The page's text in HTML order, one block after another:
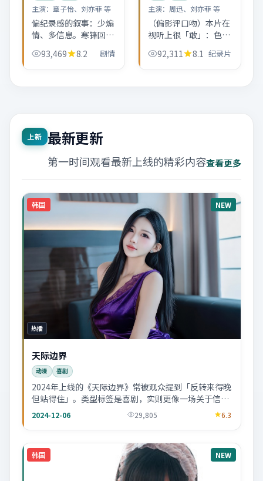
主演： 章子怡、刘亦菲 等
偏纪录感的叙事：少煽
情、多信息。寒锋回响
更像把英国某一截真实
切片搬上银幕，纪录片
93,469 8.2 剧情
主演： 周迅、刘亦菲 等
（偏影评口吻）本片在
视听上很「敢」：色彩
克制、声场干净，却把
纪录片应有的张力留在
92,311 8.1 纪录片
上新 最新更新
第一时间观看最新上线的精彩内容查看更多
韩国 NEW
热播
天际边界
动漫 喜剧
2024年上线的《天际边界》常被观众提到「反转来得晚
但站得住」。类型标签是喜剧，实则更像一场关于信任
的社会寓言。
2024-12-06 29,805 6.3
韩国 NEW